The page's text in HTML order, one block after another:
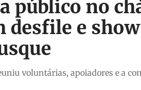
público no
desfile e
voluntárias, apoiadores e a